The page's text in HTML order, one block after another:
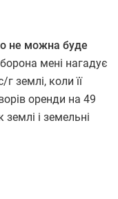
не можна буде
мені нагадує
землі, коли її
оренди на 49
землі і земельні